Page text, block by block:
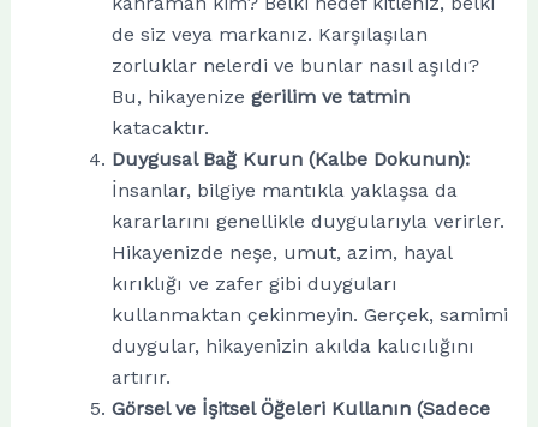
de siz veya markanız. Karşılaşılan
zorluklar nelerdi ve bunlar nasıl aşıldı?
Bu, hikayenize gerilim ve tatmin
katacaktır.
Duygusal Bağ Kurun (Kalbe Dokunun):
İnsanlar, bilgiye mantıkla yaklaşsa da
kararlarını genellikle duygularıyla verirler.
Hikayenizde neşe, umut, azim, hayal
kırıklığı ve zafer gibi duyguları
kullanmaktan çekinmeyin. Gerçek, samimi
duygular, hikayenizin akılda kalıcılığını
artırır.
Görsel ve İşitsel Öğeleri Kullanın (Sadece